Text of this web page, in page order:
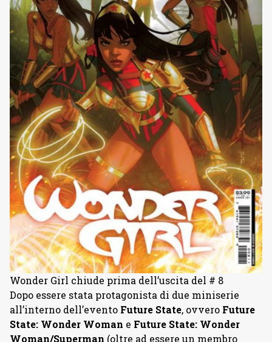
Wonder Girl chiude prima dell’uscita del # 8
Dopo essere stata protagonista di due miniserie
all’interno dell’evento Future State, ovvero Future
State: Wonder Woman e Future State: Wonder
Woman/Superman (oltre ad essere un membro